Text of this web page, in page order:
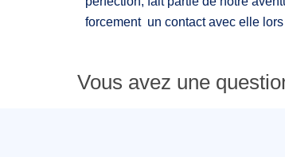
forcement un contact avec elle
Vous avez une